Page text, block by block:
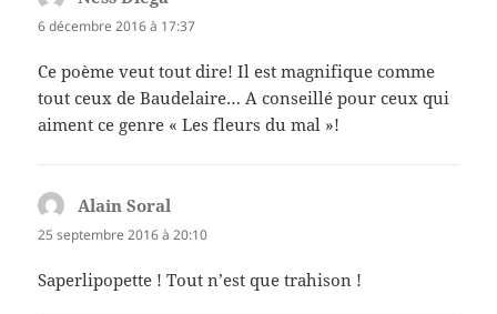
6 décembre 2016 à 17:37
Ce poème veut tout dire! Il est magnifique comme
tout ceux de Baudelaire… A conseillé pour ceux qui
aiment ce genre « Les fleurs du mal »!
Alain Soral
25 septembre 2016 à 20:10
Saperlipopette ! Tout n’est que trahison !